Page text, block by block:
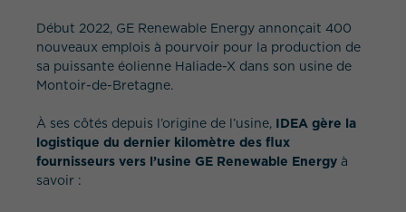
Début 2022, GE Renewable Energy annonçait 400
nouveaux emplois à pourvoir pour la production de
sa puissante éolienne Haliade-X dans son usine de
Montoir-de-Bretagne.
À ses côtés depuis l’origine de l’usine, IDEA gère la
logistique du dernier kilomètre des flux
fournisseurs vers l’usine GE Renewable Energy à
savoir :